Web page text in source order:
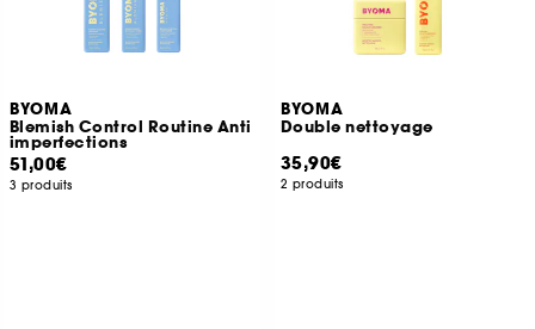
BYOMA
Blemish Control Routine Anti
imperfections
51,00€
3 produits
BYOMA
Double nettoyage
35,90€
2 produits